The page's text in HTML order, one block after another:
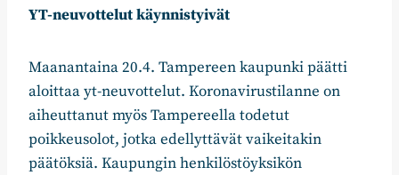
YT-neuvottelut käynnistyivät
Maanantaina 20.4. Tampereen kaupunki päätti
aloittaa yt-neuvottelut. Koronavirustilanne on
aiheuttanut myös Tampereella todetut
poikkeusolot, jotka edellyttävät vaikeitakin
päätöksiä. Kaupungin henkilöstöyksikön